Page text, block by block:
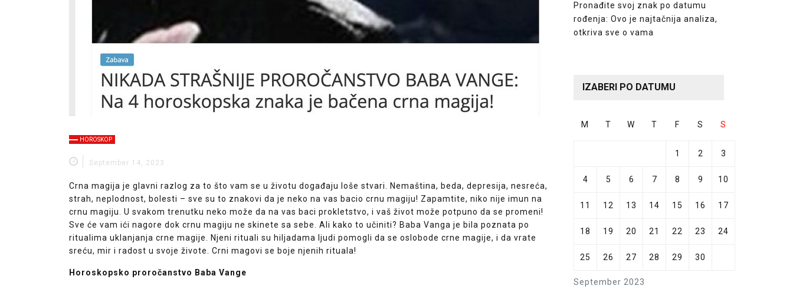
HOROSKOP
September 14, 2023
Crna magija je glavni razlog za to što vam se u životu događaju loše stvari. Nemaština, beda, depresija, nesreća,
strah, neplodnost, bolesti – sve su to znakovi da je neko na vas bacio crnu magiju! Zapamtite, niko nije imun na
crnu magiju. U svakom trenutku neko može da na vas baci prokletstvo, i vaš život može potpuno da se promeni!
Sve će vam ići nagore dok crnu magiju ne skinete sa sebe. Ali kako to učiniti? Baba Vanga je bila poznata po
ritualima uklanjanja crne magije. Njeni rituali su hiljadama ljudi pomogli da se oslobode crne magije, i da vrate
sreću, mir i radost u svoje živote. Crni magovi se boje njenih rituala!
Horoskopsko proročanstvo Baba Vange
Pronađite svoj znak po datumu
rođenja: Ovo je najtačnija analiza,
otkriva sve o vama
IZABERI PO DATUMU
September 2023
M T W T F S S
1 2 3
4 5 6 7 8 9 10
11 12 13 14 15 16 17
18 19 20 21 22 23 24
25 26 27 28 29 30